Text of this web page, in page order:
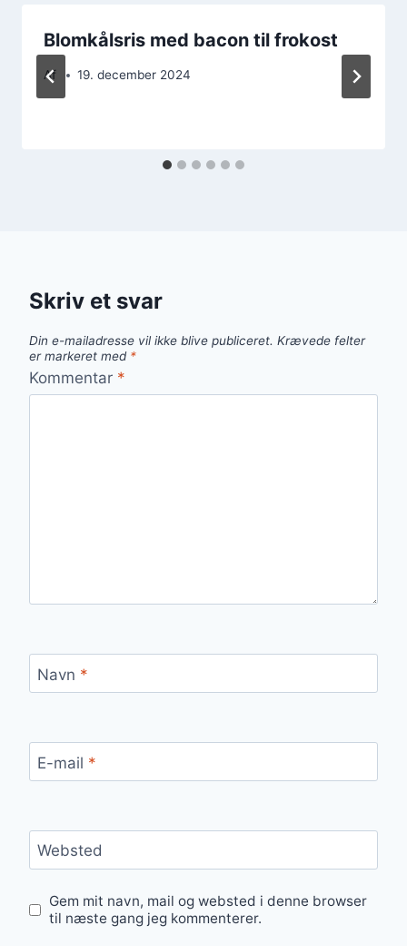
Blomkålsris med bacon til frokost
Af 19. december 2024
Skriv et svar
Din e-mailadresse vil ikke blive publiceret. Krævede felter
er markeret med *
Kommentar *
Navn *
E-mail *
Websted
Gem mit navn, mail og websted i denne browser
til næste gang jeg kommenterer.